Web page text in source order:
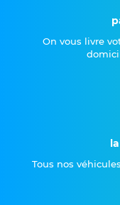
On vous livre
Tous nos